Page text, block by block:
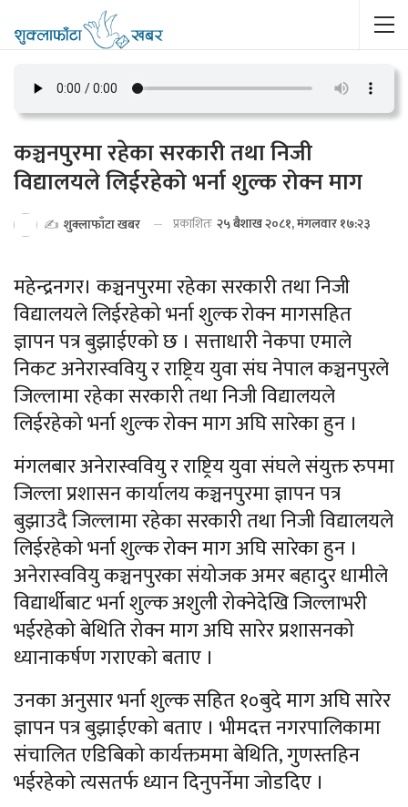
कञ्चनपुरमा रहेका सरकारी तथा निजी
विद्यालयले लिईरहेको भर्ना शुल्क रोक्न माग
✍️ शुक्लाफाँटा खबर प्रकाशितः २५ बैशाख २०८१, मंगलवार १७:२३
महेन्द्रनगर। कञ्चनपुरमा रहेका सरकारी तथा निजी
विद्यालयले लिईरहेको भर्ना शुल्क रोक्न मागसहित
ज्ञापन पत्र बुझाईएको छ । सत्ताधारी नेकपा एमाले
निकट अनेरास्ववियु र राष्ट्रिय युवा संघ नेपाल कञ्चनपुरले
जिल्लामा रहेका सरकारी तथा निजी विद्यालयले
लिईरहेको भर्ना शुल्क रोक्न माग अघि सारेका हुन ।
मंगलबार अनेरास्ववियु र राष्ट्रिय युवा संघले संयुक्त रुपमा
जिल्ला प्रशासन कार्यालय कञ्चनपुरमा ज्ञापन पत्र
बुझाउदै जिल्लामा रहेका सरकारी तथा निजी विद्यालयले
लिईरहेको भर्ना शुल्क रोक्न माग अघि सारेका हुन ।
अनेरास्ववियु कञ्चनपुरका संयोजक अमर बहादुर धामीले
विद्यार्थीबाट भर्ना शुल्क अशुली रोक्नेदेखि जिल्लाभरी
भईरहेको बेथिति रोक्न माग अघि सारेर प्रशासनको
ध्यानाकर्षण गराएको बताए ।
उनका अनुसार भर्ना शुल्क सहित १०बुदे माग अघि सारेर
ज्ञापन पत्र बुझाईएको बताए । भीमदत्त नगरपालिकामा
संचालित एडिबिको कार्यक्तममा बेथिति, गुणस्तहिन
भईरहेको त्यसतर्फ ध्यान दिनुपर्नेमा जोडदिए ।